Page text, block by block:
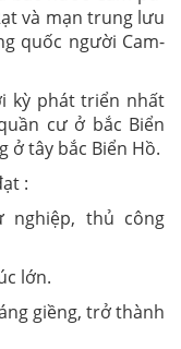
và mạn trung lưu
quốc người Cam-
kỳ phát triển nhất
cư ở bắc Biển
ở tây bắc Biển Hồ.
:
nghiệp, thủ công
lớn.
giềng, trở thành